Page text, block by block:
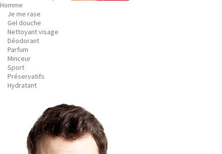
Homme
Je me rase
Gel douche
Nettoyant visage
Déodorant
Parfum
Minceur
Sport
Préservatifs
Hydratant